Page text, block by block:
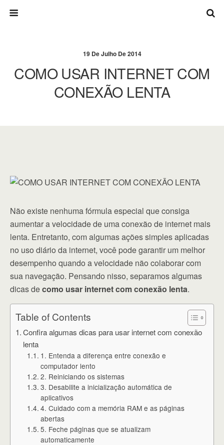
19 De Julho De 2014
COMO USAR INTERNET COM
CONEXÃO LENTA
Não existe nenhuma fórmula especial que consiga
aumentar a velocidade de uma conexão de internet mais
lenta. Entretanto, com algumas ações simples aplicadas
no uso diário da internet, você pode garantir um melhor
desempenho quando a velocidade não colaborar com
sua navegação. Pensando nisso, separamos algumas
dicas decomo usar internet com conexão lenta.
Table of Contents
Confira algumas dicas para usar internet com conexão
lenta
1. Entenda a diferença entre conexão e
computador lento
2. Reiniciando os sistemas
3. Desabilite a inicialização automática de
aplicativos
4. Cuidado com a memória RAM e as páginas
abertas
5. Feche páginas que se atualizam
automaticamente